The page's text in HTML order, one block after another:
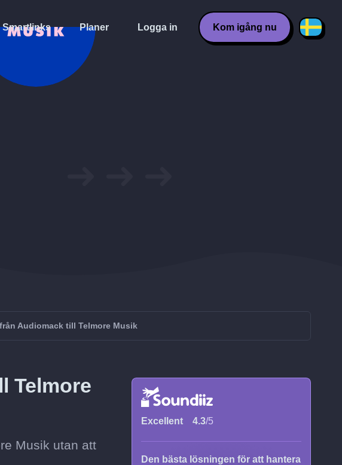
Smartlinks Planer Logga in Kom igång nu
Audiomack till Telmore Musik
Telmore
Musik utan att
Excellent 4.3/5
Den bästa lösningen för att hantera